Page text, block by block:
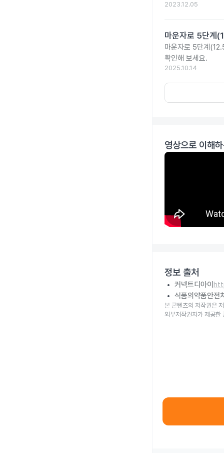
2023.12.05
마운자로 5단계
마운자로 5단계
확인해 보세요.
2025.10.14
영상으로 이해
정보 출처
커넥트디아이
식품의약품안전
본 콘텐츠의 저작권은
외부저작권자가 제공한